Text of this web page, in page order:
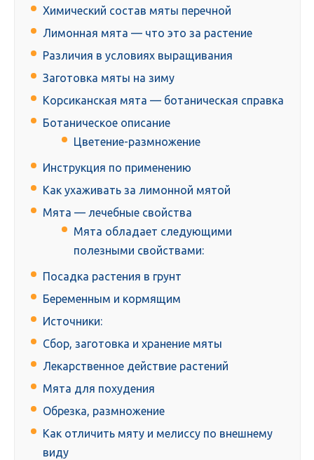
Химический состав мяты перечной
Лимонная мята — что это за растение
Различия в условиях выращивания
Заготовка мяты на зиму
Корсиканская мята — ботаническая справка
Ботаническое описание
Цветение-размножение
Инструкция по применению
Как ухаживать за лимонной мятой
Мята — лечебные свойства
Мята обладает следующими
полезными свойствами:
Посадка растения в грунт
Беременным и кормящим
Источники:
Сбор, заготовка и хранение мяты
Лекарственное действие растений
Мята для похудения
Обрезка, размножение
Как отличить мяту и мелиссу по внешнему
виду